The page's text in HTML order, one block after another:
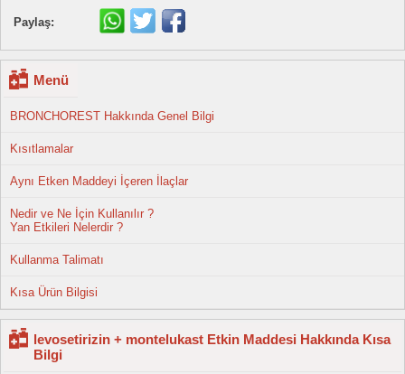
Paylaş:
Menü
BRONCHOREST Hakkında Genel Bilgi
Kısıtlamalar
Aynı Etken Maddeyi İçeren İlaçlar
Nedir ve Ne İçin Kullanılır ?
Yan Etkileri Nelerdir ?
Kullanma Talimatı
Kısa Ürün Bilgisi
levosetirizin + montelukast Etkin Maddesi Hakkında Kısa
Bilgi